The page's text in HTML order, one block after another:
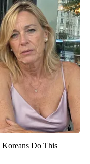
Do This